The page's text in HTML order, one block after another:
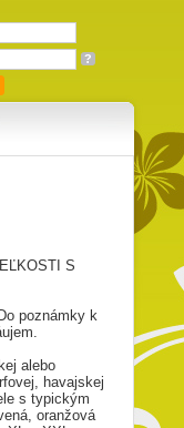
?
S
poznámky k
alebo
havajskej
s typickým
oranžová